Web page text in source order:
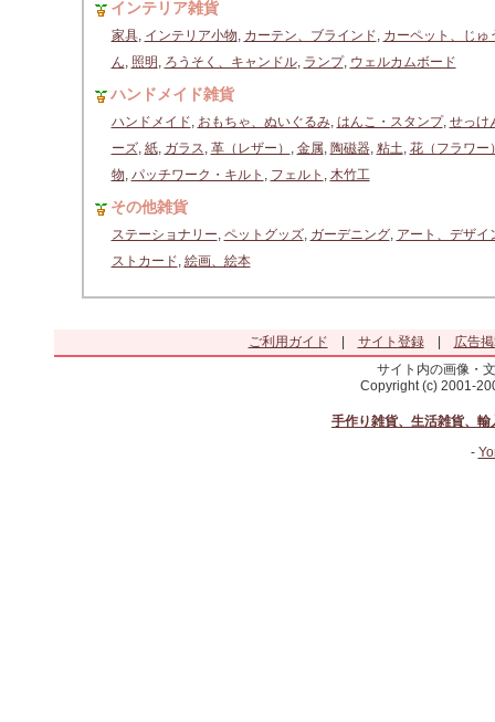
インテリア雑貨
家具, インテリア小物, カーテン、ブラインド, カーペット、じゅ
ん, 照明 , ろうそく、キャンドル, ランプ, ウェルカムボード
ハンドメイド雑貨
ハンドメイド, おもちゃ、ぬいぐるみ, はんこ・スタンプ, せっけ
ーズ, 紙, ガラス, 革（レザー） , 金属, 陶磁器, 粘土, 花（フラワー
物, パッチワーク・キルト , フェルト , 木竹工
その他雑貨
ステーショナリー, ペットグッズ, ガーデニング, アート、デザイ
ストカード, 絵画、絵本
ご利用ガイド サイト登録|
広告
サイト内の画像・
Copyright (c) 2001-
手作り雑貨、生活雑貨、
-